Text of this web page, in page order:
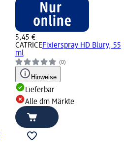
5,45 €
CATRICEFixierspray HD Blury, 55
ml
(0)
Hinweise
Lieferbar
Alle dm Märkte